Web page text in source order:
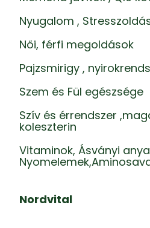
Nyugalom ,
Női, férfi megoldások
Pajzsmirigy ,
Szem és Fül egészsége
Szív és érrendszer
koleszterin
Vitaminok, Ásványi
Nordvital